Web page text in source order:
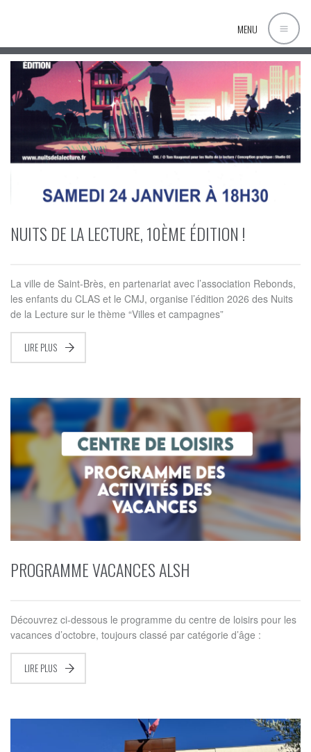
MENU
NUITS DE LA LECTURE, 10ÈME ÉDITION !
La ville de Saint-Brès, en partenariat avec l’association Rebonds,
les enfants du CLAS et le CMJ, organise l’édition 2026 des Nuits
de la Lecture sur le thème “Villes et campagnes”
LIRE PLUS
PROGRAMME VACANCES ALSH
Découvrez ci-dessous le programme du centre de loisirs pour les
vacances d’octobre, toujours classé par catégorie d’âge :
LIRE PLUS